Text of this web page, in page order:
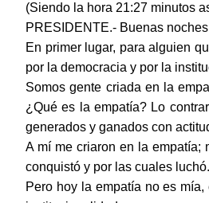
(Siendo la hora 21:27 minutos
PRESIDENTE.- Buenas
En primer lugar, para alguien
por la democracia y por la
Somos gente criada en la
¿Qué es la empatía? Lo
generados y ganados con
A mí me criaron en la empatía;
conquistó y por las cuales
Pero hoy la empatía no es